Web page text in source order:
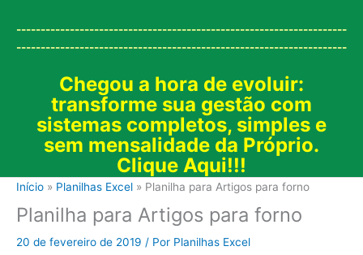
--------------------------------------------------------------------
--------------------------------------------------------------------
Chegou a hora de evoluir:
transforme sua gestão com
sistemas completos, simples e
sem mensalidade da Próprio.
Clique Aqui!!!
Início Planilhas Excel Planilha para Artigos para forno
Planilha para Artigos para forno
20 de fevereiro de 2019 / Por Planilhas Excel